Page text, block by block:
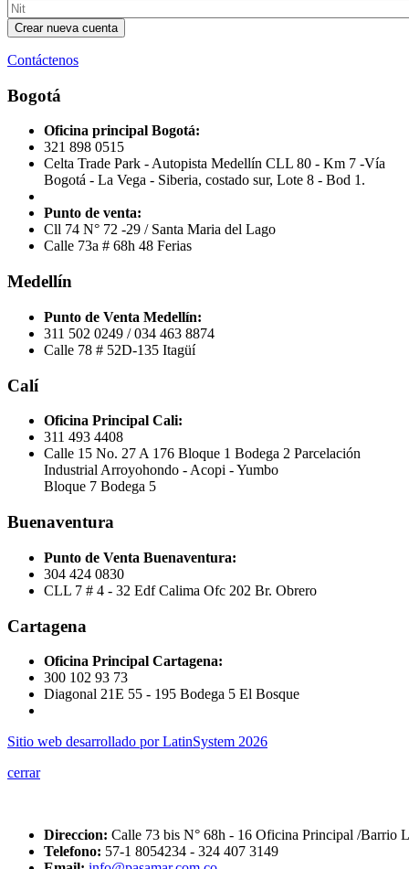
Contáctenos
Bogotá
Oficina principal Bogotá:
321 898 0515
Celta Trade Park - Autopista Medellín CLL 80 - Km 7 -Vía
Bogotá - La Vega - Siberia, costado sur, Lote 8 - Bod 1.
Punto de venta:
Cll 74 N° 72 -29 / Santa Maria del Lago
Calle 73a # 68h 48 Ferias
Medellín
Punto de Venta Medellín:
311 502 0249 / 034 463 8874
Calle 78 # 52D-135 Itagüí
Calí
Oficina Principal Cali:
311 493 4408
Calle 15 No. 27 A 176 Bloque 1 Bodega 2 Parcelación
Industrial Arroyohondo - Acopi - Yumbo
Bloque 7 Bodega 5
Buenaventura
Punto de Venta Buenaventura:
304 424 0830
CLL 7 # 4 - 32 Edf Calima Ofc 202 Br. Obrero
Cartagena
Oficina Principal Cartagena:
300 102 93 73
Diagonal 21E 55 - 195 Bodega 5 El Bosque
Sitio web desarrollado por LatinSystem 2026
cerrar
Direccion: Calle 73 bis N° 68h - 16 Oficina Principal /Barrio
Telefono: 57-1 8054234 - 324 407 3149